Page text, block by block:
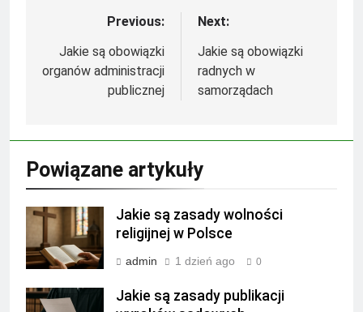
Nawigacja
wpisu
Previous:
Jakie są obowiązki
organów administracji
publicznej
Next:
Jakie są obowiązki
radnych w
samorządach
Powiązane artykuły
Jakie są zasady wolności
religijnej w Polsce
admin 1 dzień ago 0
Jakie są zasady publikacji